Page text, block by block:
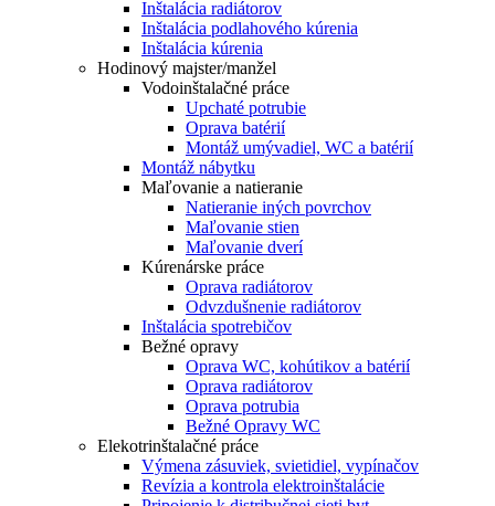
Inštalácia radiátorov
Inštalácia podlahového kúrenia
Inštalácia kúrenia
Hodinový majster/manžel
Vodoinštalačné práce
Upchaté potrubie
Oprava batérií
Montáž umývadiel, WC a batérií
Montáž nábytku
Maľovanie a natieranie
Natieranie iných povrchov
Maľovanie stien
Maľovanie dverí
Kúrenárske práce
Oprava radiátorov
Odvzdušnenie radiátorov
Inštalácia spotrebičov
Bežné opravy
Oprava WC, kohútikov a batérií
Oprava radiátorov
Oprava potrubia
Bežné Opravy WC
Elekotrinštalačné práce
Výmena zásuviek, svietidiel, vypínačov
Revízia a kontrola elektroinštalácie